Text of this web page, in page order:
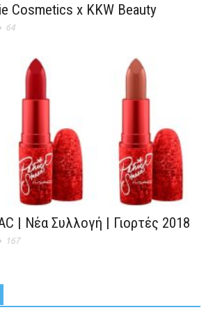
Cosmetics x KKW Beauty
64
| Νέα Συλλογή | Γιορτές 2018
167